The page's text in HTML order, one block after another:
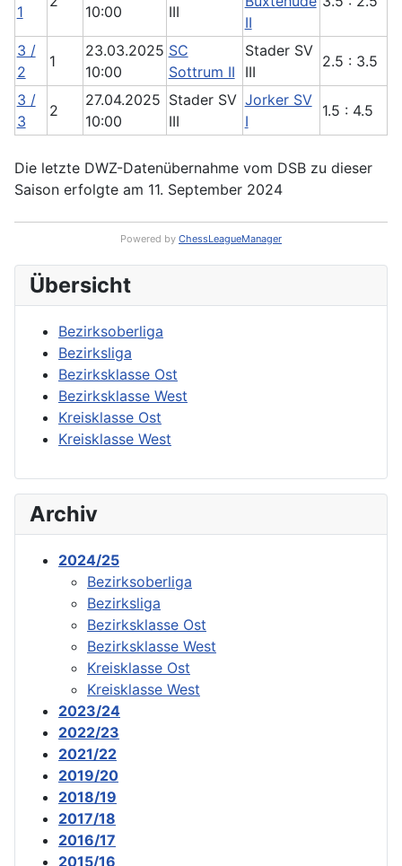
Übersicht
Bezirksoberliga
Bezirksliga
Bezirksklasse Ost
Bezirksklasse West
Kreisklasse Ost
Kreisklasse West
Archiv
2024/25
Bezirksoberliga
Bezirksliga
Bezirksklasse Ost
Bezirksklasse West
Kreisklasse Ost
Kreisklasse West
2023/24
2022/23
2021/22
2019/20
2018/19
2017/18
2016/17
2015/16
1 10:00 III
II
3 /
2
1
23.03.2025
10:00
SC
Sottrum II
Stader SV
III
2.5 : 3.5
3 /
3
2
27.04.2025
10:00
Stader SV
III
Jorker SV
I
1.5 : 4.5
Die letzte DWZ-Datenübernahme vom DSB zu dieser
Saison erfolgte am 11. September 2024
Powered by ChessLeagueManager